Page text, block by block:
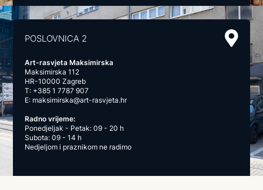
POSLOVNICA 2
Art-rasvjeta Maksimirska
Maksimirska 112
HR-10000 Zagreb
T: +385 1 7787 907
E: maksimirska@art-rasvjeta.hr
Radno vrijeme:
Ponedjeljak - Petak: 09 - 20 h
Subota: 09 - 14 h
Nedjeljom i praznikom ne radimo